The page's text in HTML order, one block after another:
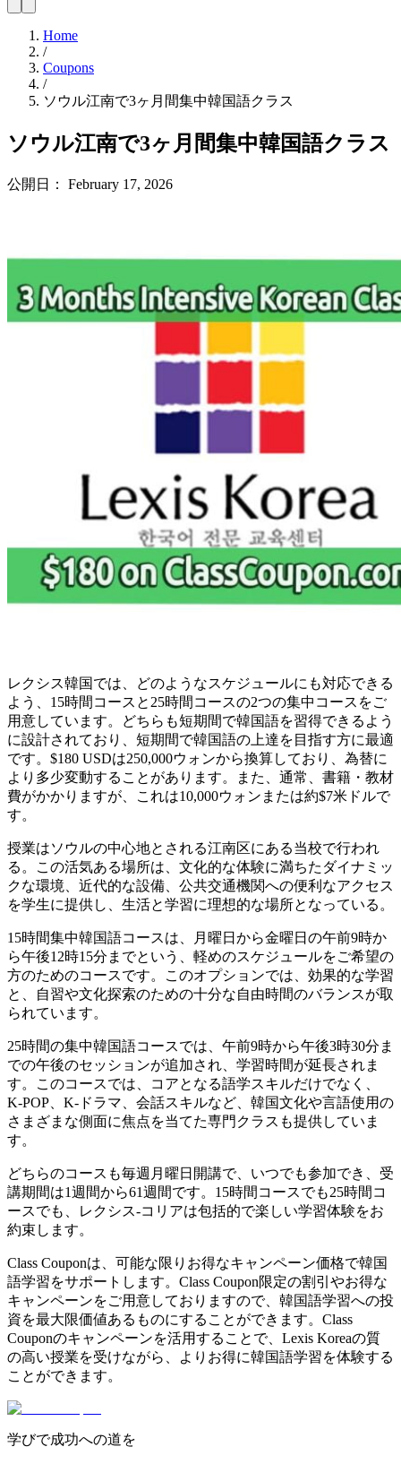
Home
/
Coupons
/
ソウル江南で3ヶ月間集中韓国語クラス
ソウル江南で3ヶ月間集中韓国語クラス
公開日： February 17, 2026
レクシス韓国では、どのようなスケジュールにも対応できる
よう、15時間コースと25時間コースの2つの集中コースをご
用意しています。どちらも短期間で韓国語を習得できるよう
に設計されており、短期間で韓国語の上達を目指す方に最適
です。$180 USDは250,000ウォンから換算しており、為替に
より多少変動することがあります。また、通常、書籍・教材
費がかかりますが、これは10,000ウォンまたは約$7米ドルで
す。
授業はソウルの中心地とされる江南区にある当校で行われ
る。この活気ある場所は、文化的な体験に満ちたダイナミッ
クな環境、近代的な設備、公共交通機関への便利なアクセス
を学生に提供し、生活と学習に理想的な場所となっている。
15時間集中韓国語コースは、月曜日から金曜日の午前9時か
ら午後12時15分までという、軽めのスケジュールをご希望の
方のためのコースです。このオプションでは、効果的な学習
と、自習や文化探索のための十分な自由時間のバランスが取
られています。
25時間の集中韓国語コースでは、午前9時から午後3時30分ま
での午後のセッションが追加され、学習時間が延長されま
す。このコースでは、コアとなる語学スキルだけでなく、
K-POP、K-ドラマ、会話スキルなど、韓国文化や言語使用の
さまざまな側面に焦点を当てた専門クラスも提供していま
す。
どちらのコースも毎週月曜日開講で、いつでも参加でき、受
講期間は1週間から61週間です。15時間コースでも25時間コ
ースでも、レクシス-コリアは包括的で楽しい学習体験をお
約束します。
Class Couponは、可能な限りお得なキャンペーン価格で韓国
語学習をサポートします。Class Coupon限定の割引やお得な
キャンペーンをご用意しておりますので、韓国語学習への投
資を最大限価値あるものにすることができます。Class
Couponのキャンペーンを活用することで、Lexis Koreaの質
の高い授業を受けながら、よりお得に韓国語学習を体験する
ことができます。
学びで成功への道を